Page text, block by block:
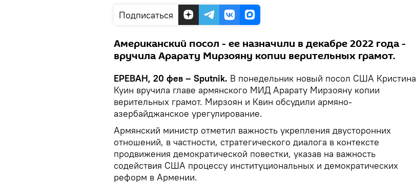
Подписаться
Американский посол - ее назначили в декабре 2022 года -
вручила Арарату Мирзояну копии верительных грамот.
ЕРЕВАН, 20 фев – Sputnik. В понедельник новый посол США Кристина
Куин вручила главе армянского МИД Арарату Мирзояну копии
верительных грамот. Мирзоян и Квин обсудили армяно-
азербайджанское урегулирование.
Армянский министр отметил важность укрепления двусторонних
отношений, в частности, стратегического диалога в контексте
продвижения демократической повестки, указав на важность
содействия США процессу институциональных и демократических
реформ в Армении.